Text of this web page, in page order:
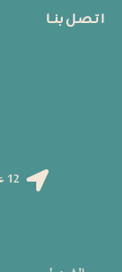
ا تـصـل بنــا
12 عطفة المعصراني، شارع الشهيد يسري راغب - أسيوط